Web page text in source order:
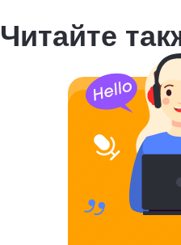
Читайте